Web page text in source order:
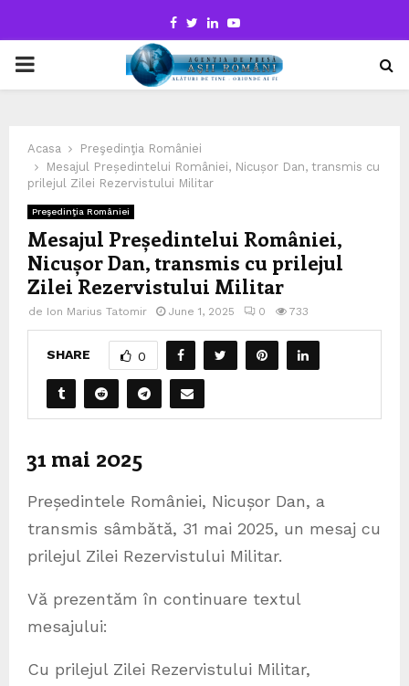
Facebook
TwitterLinkedinYoutube
PRIMARY
Acasa
Preşedinţia României
Mesajul Președintelui României, Nicușor Dan, transmis cu
prilejul Zilei Rezervistului Militar
Preşedinţia României
Mesajul Președintelui României,
Nicușor Dan, transmis cu prilejul
Zilei Rezervistului Militar
de Ion Marius Tatomir June 1, 2025 0 733
SHARE 0
31 mai 2025
Președintele României, Nicușor Dan, a
transmis sâmbătă, 31 mai 2025, un mesaj cu
prilejul Zilei Rezervistului Militar.
Vă prezentăm în continuare textul
mesajului:
Cu prilejul Zilei Rezervistului Militar,